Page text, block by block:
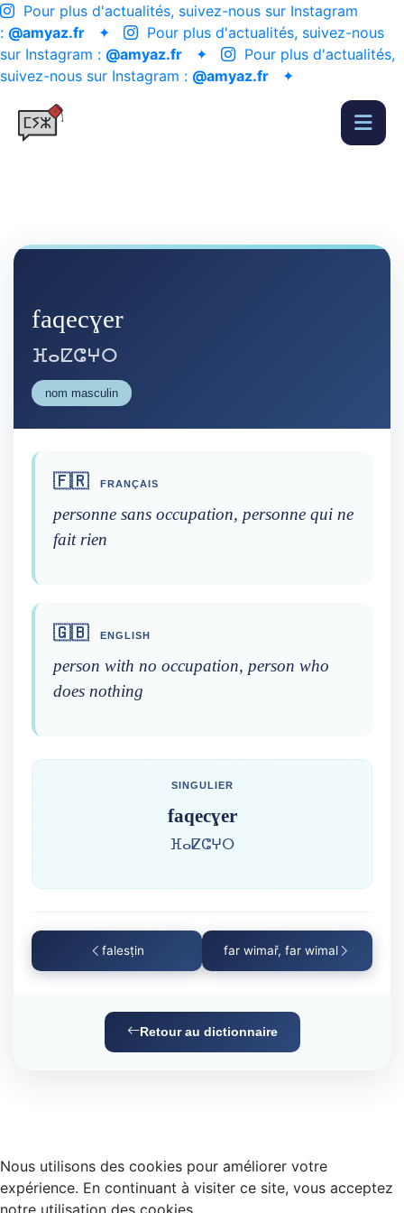
Pour plus d'actualités, suivez-nous sur Instagram
: @amyaz.fr ✦
Pour plus d'actualités, suivez-nous
sur Instagram : @amyaz.fr ✦
Pour plus d'actualités,
suivez-nous sur Instagram : @amyaz.fr ✦
faqecɣer
ⴼⴰⵇⵛⵖⵔ
nom masculin
🇫🇷 FRANÇAIS
personne sans occupation, personne qui ne
fait rien
🇬🇧 ENGLISH
person with no occupation, person who
does nothing
SINGULIER
faqecɣer
ⴼⴰⵇⵛⵖⵔ
falesṭin far wimař, far wimal
Retour au dictionnaire
Nous utilisons des cookies pour améliorer votre
expérience. En continuant à visiter ce site, vous acceptez
notre utilisation des cookies.